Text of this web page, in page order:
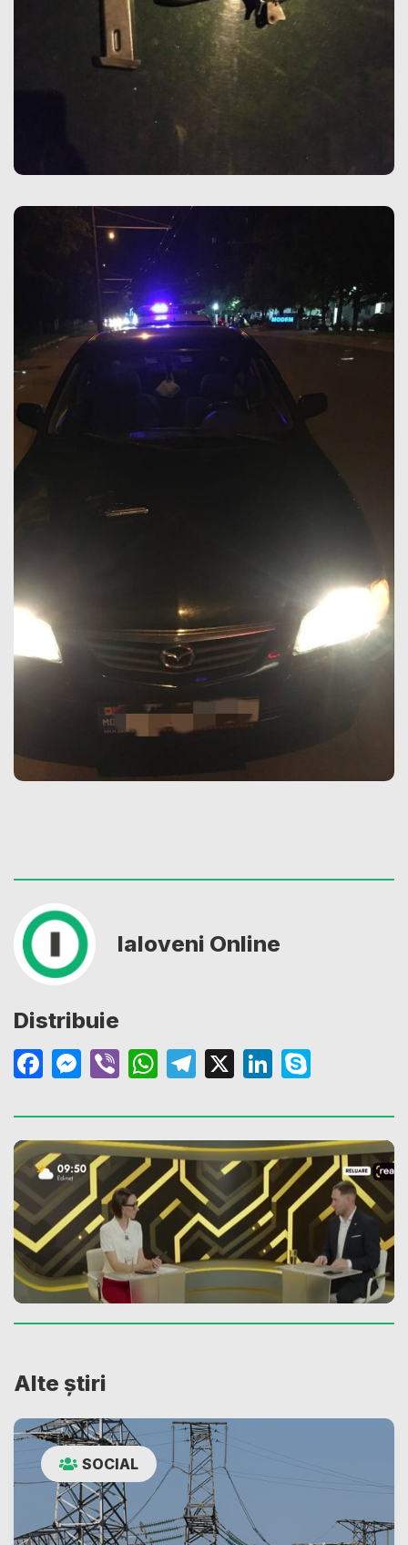
Ialoveni Online
Distribuie
Facebook
Messenger
ViberWhatsApp
Telegram
X LinkedIn
Alte știri
SOCIAL